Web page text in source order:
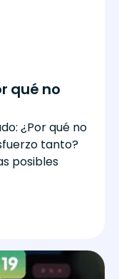
qué no
¿Por qué no
tanto?
posibles